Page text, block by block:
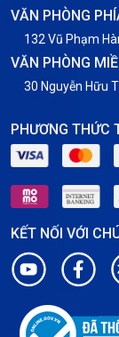
VĂN PHÒNG
132 Vũ Phạm
VĂN PHÒNG
30 Nguyễn Hữu
PHƯƠNG THỨC
KẾT NỐI VỚI